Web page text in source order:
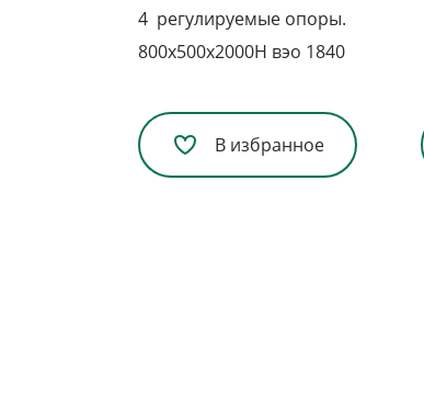
4 регулируемые опоры.
800х500х2000H вэо 1840
В избранное